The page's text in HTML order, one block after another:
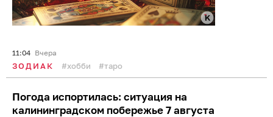
11:04 Вчера
ЗОДИАК хобби таро
Погода испортилась: ситуация на
калининградском побережье 7 августа